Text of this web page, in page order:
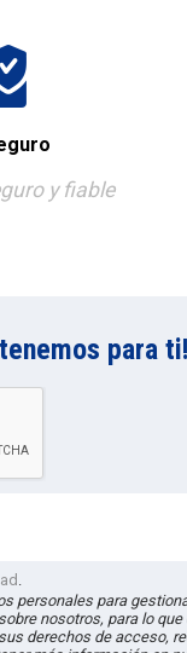
y fiable
para ti!
.
personales para
nosotros, para lo
derechos de acceso,